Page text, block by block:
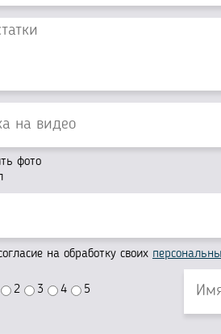
фото
на обработку своих
2 3 4 5